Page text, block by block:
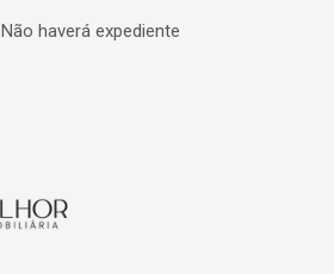
Não haverá expediente